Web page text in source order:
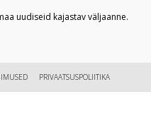
uudiseid kajastav väljaanne.
PRIVAATSUSPOLIITIKA